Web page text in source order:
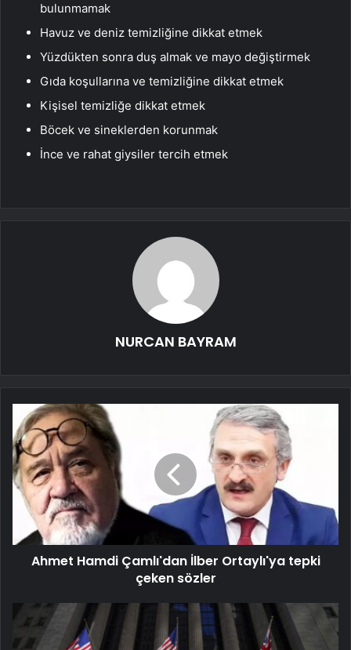
bulunmamak
Havuz ve deniz temizliğine dikkat etmek
Yüzdükten sonra duş almak ve mayo değiştirmek
Gıda koşullarına ve temizliğine dikkat etmek
Kişisel temizliğe dikkat etmek
Böcek ve sineklerden korunmak
İnce ve rahat giysiler tercih etmek
NURCAN BAYRAM
Ahmet Hamdi Çamlı'dan İlber Ortaylı'ya tepki
çeken sözler